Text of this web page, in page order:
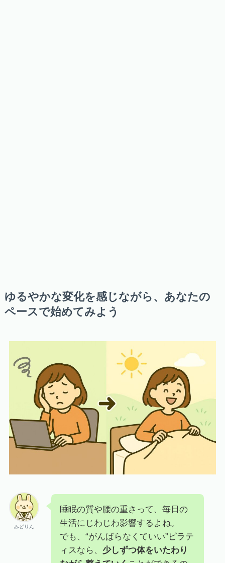
ゆるやかな変化を感じながら、あなたの
ペースで始めてみよう
みどりん
睡眠の質や腰の重さって、毎日の
生活にじわじわ影響するよね。
でも、“がんばらなくていい”ピラテ
ィスなら、 少しずつ体をいたわり